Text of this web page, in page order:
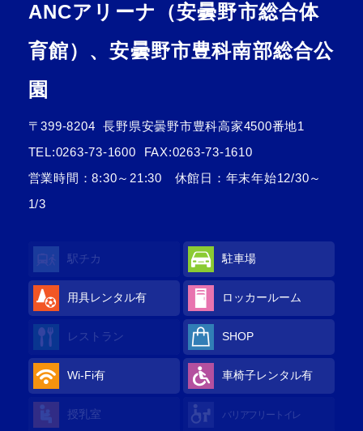
ANCアリーナ（安曇野市総合体
育館）、安曇野市豊科南部総合公
園
〒399-8204
長野県安曇野市豊科高家4500番地1
TEL:0263-73-1600
FAX:0263-73-1610
営業時間：8:30～21:30 休館日：年末年始12/30～
1/3
駅チカ 駐車場
用具レンタル有 ロッカールーム
レストラン SHOP
Wi-Fi有 車椅子レンタル有
授乳室 バリアフリートイレ